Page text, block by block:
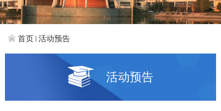
首页 活动预告
活动预告